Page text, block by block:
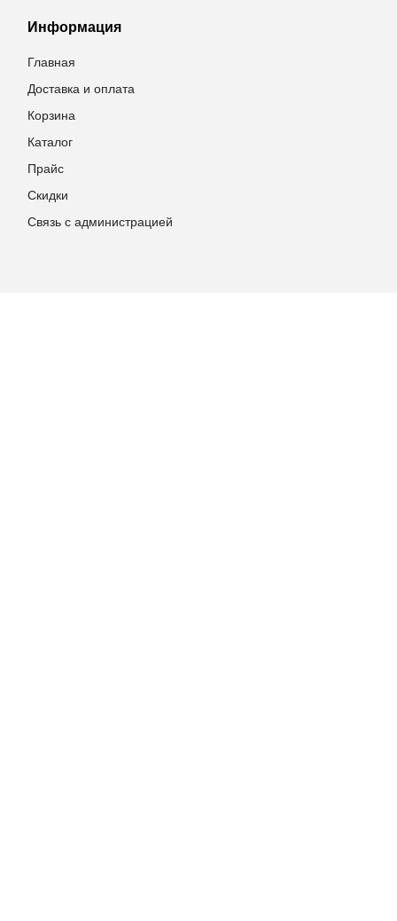
Информация
Главная
Доставка и оплата
Корзина
Каталог
Прайс
Скидки
Связь с администрацией